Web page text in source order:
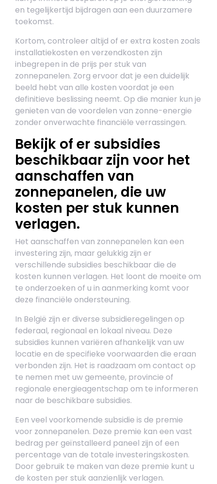
en tegelijkertijd bijdragen aan een duurzamere
toekomst.
Kortom, controleer altijd of er extra kosten zoals
installatiekosten en verzendkosten zijn
inbegrepen in de prijs per stuk van
zonnepanelen. Zorg ervoor dat je een duidelijk
beeld hebt van alle kosten voordat je een
definitieve beslissing neemt. Op die manier kun je
genieten van de voordelen van zonne-energie
zonder onverwachte financiële verrassingen.
Bekijk of er subsidies
beschikbaar zijn voor het
aanschaffen van
zonnepanelen, die uw
kosten per stuk kunnen
verlagen.
Het aanschaffen van zonnepanelen kan een
investering zijn, maar gelukkig zijn er
verschillende subsidies beschikbaar die de
kosten kunnen verlagen. Het loont de moeite om
te onderzoeken of u in aanmerking komt voor
deze financiële ondersteuning.
In België zijn er diverse subsidieregelingen op
federaal, regionaal en lokaal niveau. Deze
subsidies kunnen variëren afhankelijk van uw
locatie en de specifieke voorwaarden die eraan
verbonden zijn. Het is raadzaam om contact op
te nemen met uw gemeente, provincie of
regionale energieagentschap om te informeren
naar de beschikbare subsidies.
Een veel voorkomende subsidie is de premie
voor zonnepanelen. Deze premie kan een vast
bedrag per geïnstalleerd paneel zijn of een
percentage van de totale investeringskosten.
Door gebruik te maken van deze premie kunt u
de kosten per stuk aanzienlijk verlagen.